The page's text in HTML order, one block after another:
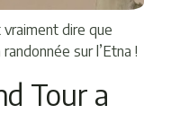
dire que
sur l’Etna !
Tour a